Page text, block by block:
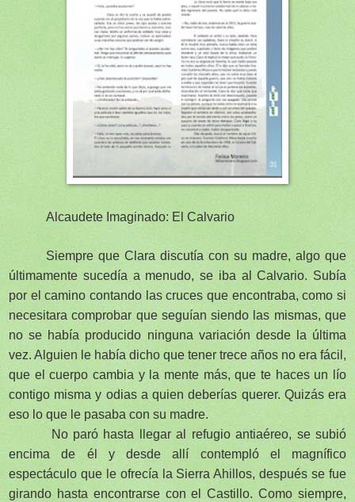
Alcaudete Imaginado: El Calvario
Siempre que Clara discutía con su madre, algo que
últimamente sucedía a menudo, se iba al Calvario. Subía
por el camino contando las cruces que encontraba, como si
necesitara comprobar que seguían siendo las mismas, que
no se había producido ninguna variación desde la última
vez. Alguien le había dicho que tener trece años no era fácil,
que el cuerpo cambia y la mente más, que te haces un lío
contigo misma y odias a quien deberías querer. Quizás era
eso lo que le pasaba con su madre.
No paró hasta llegar al refugio antiaéreo, se subió
encima de él y desde allí contempló el magnífico
espectáculo que le ofrecía la Sierra Ahillos, después se fue
girando hasta encontrarse con el Castillo. Como siempre,